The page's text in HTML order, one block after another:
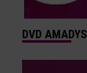
DVD AMADYS